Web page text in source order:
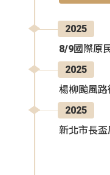
2025
8/9國際原
2025
楊柳颱風
2025
新北市長